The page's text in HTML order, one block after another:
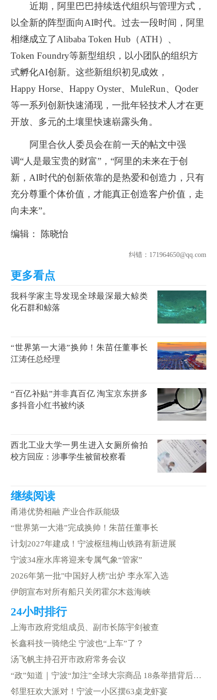
近期，阿里巴巴持续迭代组织与管理方式，
以全新的阵型面向AI时代。过去一段时间，阿里
相继成立了Alibaba Token Hub（ATH）、
Token Foundry等新型组织，以小团队的组织方
式孵化AI创新。这些新组织初见成效，
Happy Horse、Happy Oyster、MuleRun、Qoder
等一系列创新快速涌现，一批年轻技术人才在更
开放、多元的土壤里快速崭露头角。
阿里合伙人委员会在前一天的帖文中强
调“人是最宝贵的财富”，“阿里的未来在于创
新，AI时代的创新依靠的是热爱和创造力，只有
充分尊重个体价值，才能真正创造客户价值，走
向未来”。
编辑： 陈晓怡
纠错：171964650@qq.com
我科学家主导发现全球最深最大鲸类
化石群和鲸落
“世界第一大港”换帅！朱苗任董事长
江涛任总经理
“百亿补贴”并非真百亿 淘宝京东拼多
多抖音小红书被约谈
西北工业大学一男生进入女厕所偷拍
校方回应：涉事学生被留校察看
甬港优势相融 产业合作跃能级
“世界第一大港”完成换帅！朱苗任董事长
计划2027年建成！宁波枢纽梅山铁路有新进展
宁波34座水库将迎来专属气象“管家”
2026年第一批"中国好人榜"出炉 李永军入选
伊朗宣布对所有船只关闭霍尔木兹海峡
上海市政府党组成员、副市长陈宇剑被查
长鑫科技一骑绝尘 宁波也“上车”了？
汤飞帆主持召开市政府常务会议
“政”知道｜宁波“加注”全球大宗商品 18条举措背后的雄心
邻里狂欢大派对！宁波一小区摆63桌龙虾宴